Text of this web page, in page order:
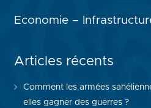
Economie –
Articles récents
Comment les armées
elles gagner des guerres ?